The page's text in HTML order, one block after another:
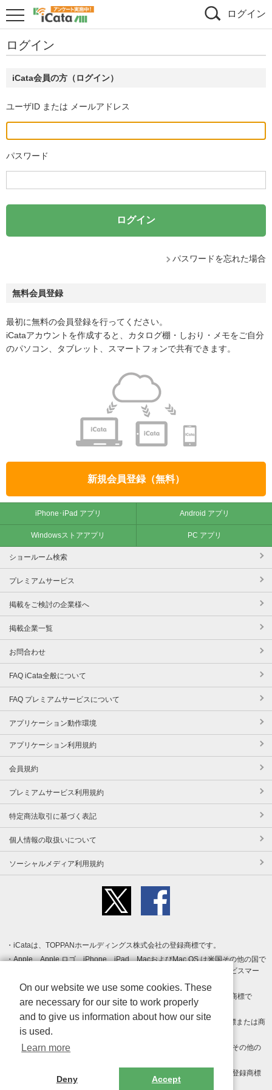
ログイン
ログイン
iCata会員の方（ログイン）
ユーザID または メールアドレス
パスワード
パスワードを忘れた場合
無料会員登録
最初に無料の会員登録を行ってください。
iCataアカウントを作成すると、カタログ棚・しおり・メモをご自分
のパソコン、タブレット、スマートフォンで共有できます。
新規会員登録（無料）
iPhone･iPad アプリ Android アプリ
Windowsストアアプリ PC アプリ
ショールーム検索
プレミアムサービス
掲載をご検討の企業様へ
掲載企業一覧
お問合わせ
FAQ iCata全般について
FAQ プレミアムサービスについて
アプリケーション動作環境
アプリケーション利用規約
会員規約
プレミアムサービス利用規約
特定商法取引に基づく表記
個人情報の取扱いについて
ソーシャルメディア利用規約
iCataは、TOPPANホールディングス株式会社の登録商標です。
Apple、Apple ロゴ、iPhone、iPad、MacおよびMac OS は米国その他の国で
登録された Apple Inc. の商標です。App Store は Apple Inc. のサービスマー
クです。
Android、Google Play および Google Play ロゴ は Google LLC の商標で
す。
Windows は Microsoft Inc.の米国およびその他の国における登録商標または商
標です。
Adobe、Adobe Reader、Adobe PDF は、Adobe Inc.の米国およびその他の
その他、記載されている会社名、商品名、ロゴは各社の商標または登録商標
On our website we use some cookies. These
are necessary for our site to work properly
and to give us information about how our site
is used.
Learn more
Deny Accept